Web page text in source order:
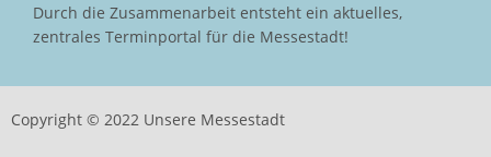
Durch die Zusammenarbeit entsteht ein aktuelles,
zentrales Terminportal für die Messestadt!
Copyright © 2022 Unsere Messestadt